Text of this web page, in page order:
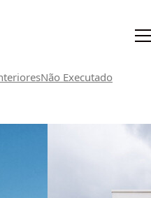
Não Executado